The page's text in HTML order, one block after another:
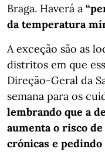
Braga. Haverá a
da temperatura
A exceção são as
distritos em que
Direção-Geral da
semana para os
lembrando que a
aumenta o risco
crónicas e pedindo